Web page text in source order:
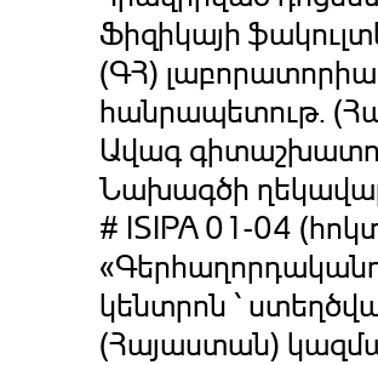
Ֆիզիկայի
(ԳՀ)
հանրապետութ.
Ավագ
Նախագծի
# ISIPA 01-04
կենտրոն ՝
(Հայաստան)